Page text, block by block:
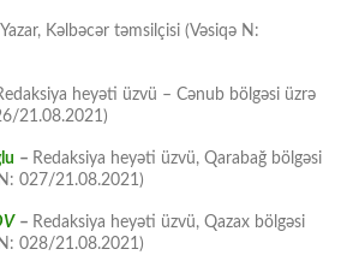
Yazar, Kəlbəcər təmsilçisi (Vəsiqə N:
heyəti üzvü – Cənub bölgəsi üzrə
21.08.2021)
– Redaksiya heyəti üzvü, Qarabağ bölgəsi
027/21.08.2021)
– Redaksiya heyəti üzvü, Qazax bölgəsi
028/21.08.2021)